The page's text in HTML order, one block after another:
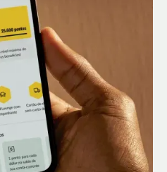
de Guarulhos